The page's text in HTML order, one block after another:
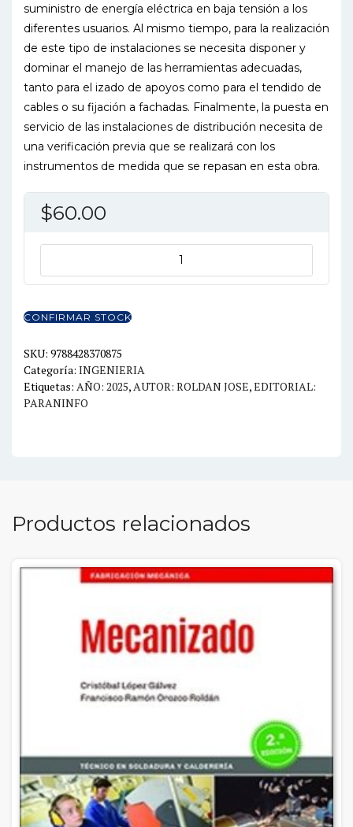
suministro de energía eléctrica en baja tensión a los
diferentes usuarios. Al mismo tiempo, para la realización
de este tipo de instalaciones se necesita disponer y
dominar el manejo de las herramientas adecuadas,
tanto para el izado de apoyos como para el tendido de
cables o su fijación a fachadas. Finalmente, la puesta en
servicio de las instalaciones de distribución necesita de
una verificación previa que se realizará con los
instrumentos de medida que se repasan en esta obra.
$60.00
DE
ELECTRICAS
DE
BAJA
TENSION
UF0892
CONFIRMAR STOCK
SKU: 9788428370875
Categoría: INGENIERIA
Etiquetas: AÑO: 2025,AUTOR: ROLDAN JOSE,EDITORIAL:
PARANINFO
Productos relacionados